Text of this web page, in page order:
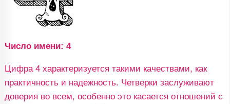
Число имени: 4
Цифра 4 характеризуется такими качествами, как
практичность и надежность. Четверки заслуживают
доверия во всем, особенно это касается отношений с